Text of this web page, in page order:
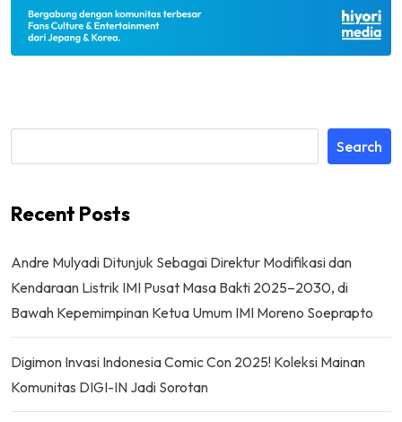
Search
Recent Posts
Andre Mulyadi Ditunjuk Sebagai Direktur Modifikasi dan
Kendaraan Listrik IMI Pusat Masa Bakti 2025–2030, di
Bawah Kepemimpinan Ketua Umum IMI Moreno Soeprapto
Digimon Invasi Indonesia Comic Con 2025! Koleksi Mainan
Komunitas DIGI-IN Jadi Sorotan